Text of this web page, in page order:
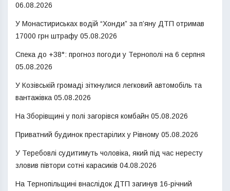
06.08.2026
У Монастириськах водій “Хонди” за п’яну ДТП отримав
17000 грн штрафу 05.08.2026
Спека до +38°: прогноз погоди у Тернополі на 6 серпня
05.08.2026
У Козівській громаді зіткнулися легковий автомобіль та
вантажівка 05.08.2026
На Зборівщині у полі загорівся комбайн 05.08.2026
Приватний будинок престарілих у Рівному 05.08.2026
У Теребовлі судитимуть чоловіка, який під час нересту
зловив півтори сотні карасиків 04.08.2026
На Тернопільщині внаслідок ДТП загинув 16-річний